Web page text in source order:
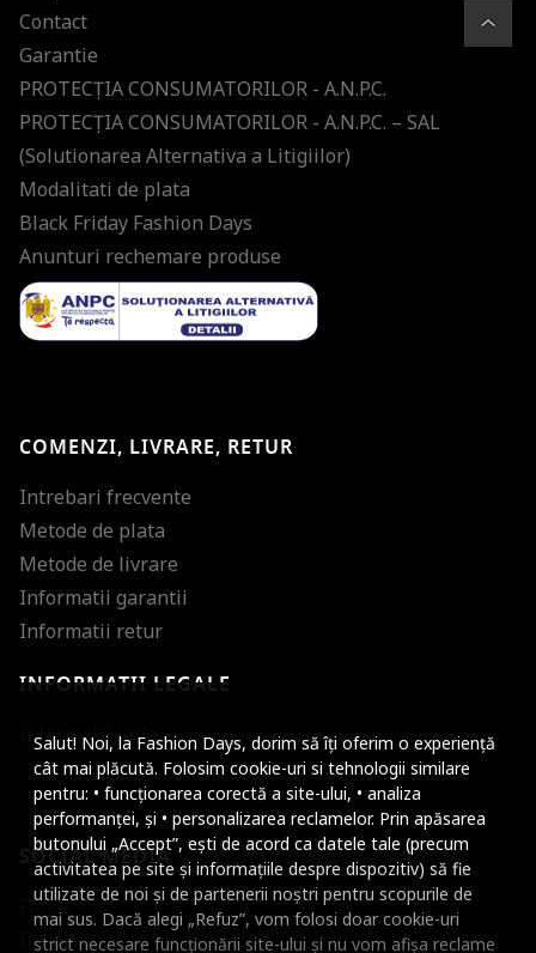
Salut! Noi, la Fashion Days, dorim să îți oferim o experiență
cât mai plăcută. Folosim cookie-uri si tehnologii similare
pentru: • funcționarea corectă a site-ului, • analiza
performanței, și • personalizarea reclamelor. Prin apăsarea
butonului „Accept”, ești de acord ca datele tale (precum
activitatea pe site și informațiile despre dispozitiv) să fie
utilizate de noi și de partenerii noștri pentru scopurile de
mai sus. Dacă alegi „Refuz”, vom folosi doar cookie-uri
strict necesare funcționării site-ului și nu vom afișa reclame
Contact
Garantie
PROTECŢIA CONSUMATORILOR - A.N.P.C.
PROTECŢIA CONSUMATORILOR - A.N.P.C. – SAL
(Solutionarea Alternativa a Litigiilor)
Modalitati de plata
Black Friday Fashion Days
Anunturi rechemare produse
COMENZI, LIVRARE, RETUR
Intrebari frecvente
Metode de plata
Metode de livrare
Informatii garantii
Informatii retur
INFORMATII LEGALE
Informatii utile
SOCIAL MEDIA
Facebook
Instagram
Micsoreaza
Mareste spatierea
Micsoreaza
Mareste inaltimea